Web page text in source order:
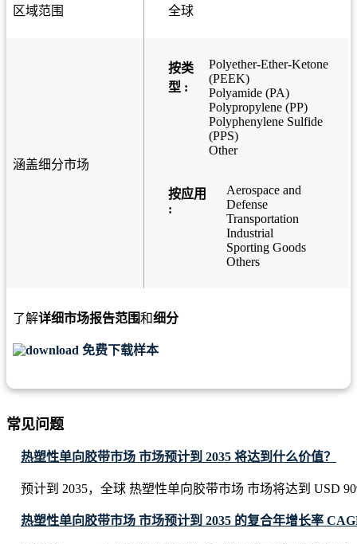
区域范围 全球
涵盖细分市场
按类
型 :
Polyether-Ether-Ketone
(PEEK)
Polyamide (PA)
Polypropylene (PP)
Polyphenylene Sulfide
(PPS)
Other
按应用
:
Aerospace and
Defense
Transportation
Industrial
Sporting Goods
Others
了解详细市场报告范围和细分
免费下载样本
常见问题
热塑性单向胶带市场 市场预计到 2035 将达到什么价值？
预计到 2035，全球 热塑性单向胶带市场 市场将达到 USD
热塑性单向胶带市场 市场预计到 2035 的复合年增长率